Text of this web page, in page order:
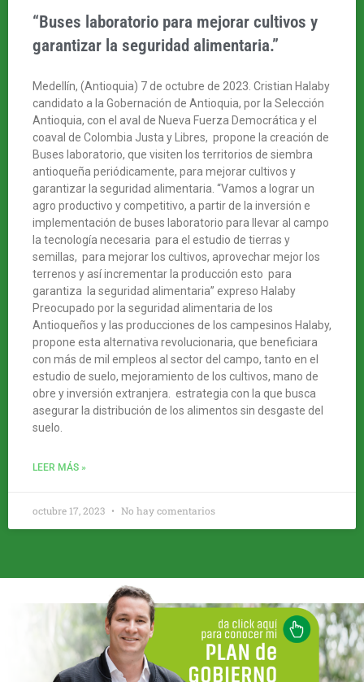
“Buses laboratorio para mejorar cultivos y
garantizar la seguridad alimentaria.”
Medellín, (Antioquia) 7 de octubre de 2023. Cristian Halaby
candidato a la Gobernación de Antioquia, por la Selección
Antioquia, con el aval de Nueva Fuerza Democrática y el
coaval de Colombia Justa y Libres, propone la creación de
Buses laboratorio, que visiten los territorios de siembra
antioqueña periódicamente, para mejorar cultivos y
garantizar la seguridad alimentaria. “Vamos a lograr un
agro productivo y competitivo, a partir de la inversión e
implementación de buses laboratorio para llevar al campo
la tecnología necesaria para el estudio de tierras y
semillas, para mejorar los cultivos, aprovechar mejor los
terrenos y así incrementar la producción esto para
garantiza la seguridad alimentaria” expreso Halaby
Preocupado por la seguridad alimentaria de los
Antioqueños y las producciones de los campesinos Halaby,
propone esta alternativa revolucionaria, que beneficiara
con más de mil empleos al sector del campo, tanto en el
estudio de suelo, mejoramiento de los cultivos, mano de
obre y inversión extranjera. estrategia con la que busca
asegurar la distribución de los alimentos sin desgaste del
suelo.
LEER MÁS »
octubre 17, 2023 No hay comentarios